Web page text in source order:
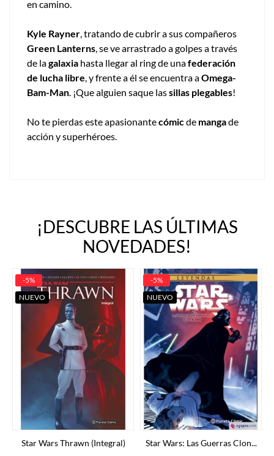
en camino.
Kyle Rayner, tratando de cubrir a sus compañeros
Green Lanterns, se ve arrastrado a golpes a través
de lagalaxia hasta llegar al ring de unafederación
de lucha libre, y frente a él se encuentra aOmega-
Bam-Man. ¡Que alguien saque lassillas plegables!
No te pierdas este apasionantecómicde mangade
acción y superhéroes.
¡DESCUBRE LAS ÚLTIMAS
NOVEDADES!
Star Wars Thrawn (Integral)
-5%
NUEVO
Star Wars: Las Guerras Clon...
-5%
NUEVO